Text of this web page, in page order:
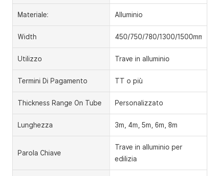
Materiale: Alluminio
Width 450/750/780/1300/1500mm
Utilizzo Trave in alluminio
Termini Di Pagamento TT o più
Thickness Range On Tube Personalizzato
Lunghezza 3m, 4m, 5m, 6m, 8m
Parola Chiave
Trave in alluminio per
edilizia